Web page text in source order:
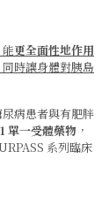
更全面性地作用
時讓身體對胰島
病患者與有肥胖
單一受體藥物 ，
系列臨床